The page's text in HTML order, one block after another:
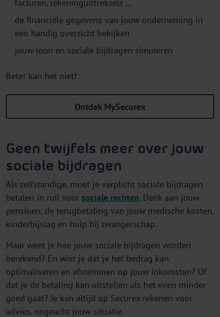
facturen, rekeninguittreksels ...
de financiële gegevens van jouw onderneming in
een handig overzicht bekijken
jouw loon en sociale bijdragen simuleren
Beter kan het niet!
Ontdek MySecurex
Geen twijfels meer over jouw
sociale bijdragen
Als zelfstandige, moet je verplicht sociale bijdragen
betalen in ruil voor sociale rechten. Denk aan jouw
pensioen, de terugbetaling van jouw medische kosten,
kinderbijslag en hulp bij zwangerschap.
Maar weet je hoe jouw sociale bijdragen worden
berekend? En wist je dat je het bedrag kan
optimaliseren en afstemmen op jouw inkomsten? Of
dat je de betaling kan uitstellen als het even minder
goed gaat? Je kan altijd op Securex rekenen voor
advies, ongeacht jouw situatie.